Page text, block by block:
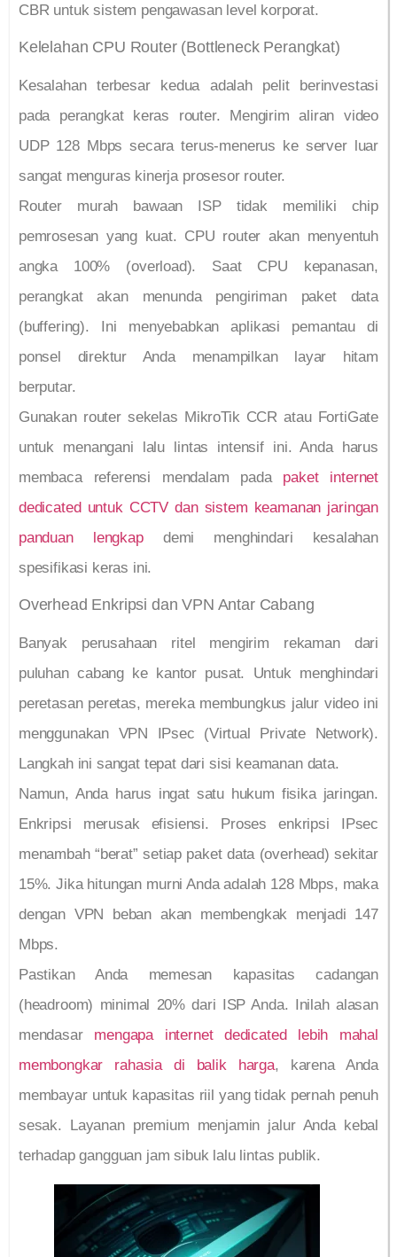
CBR untuk sistem pengawasan level korporat.
Kelelahan CPU Router (Bottleneck Perangkat)
Kesalahan terbesar kedua adalah pelit berinvestasi
pada perangkat keras router. Mengirim aliran video
UDP 128 Mbps secara terus-menerus ke server luar
sangat menguras kinerja prosesor router.
Router murah bawaan ISP tidak memiliki chip
pemrosesan yang kuat. CPU router akan menyentuh
angka 100% (overload). Saat CPU kepanasan,
perangkat akan menunda pengiriman paket data
(buffering). Ini menyebabkan aplikasi pemantau di
ponsel direktur Anda menampilkan layar hitam
berputar.
Gunakan router sekelas MikroTik CCR atau FortiGate
untuk menangani lalu lintas intensif ini. Anda harus
membaca referensi mendalam pada paket internet
dedicated untuk CCTV dan sistem keamanan jaringan
panduan lengkapdemi menghindari kesalahan
spesifikasi keras ini.
Overhead Enkripsi dan VPN Antar Cabang
Banyak perusahaan ritel mengirim rekaman dari
puluhan cabang ke kantor pusat. Untuk menghindari
peretasan peretas, mereka membungkus jalur video ini
menggunakan VPN IPsec (Virtual Private Network).
Langkah ini sangat tepat dari sisi keamanan data.
Namun, Anda harus ingat satu hukum fisika jaringan.
Enkripsi merusak efisiensi. Proses enkripsi IPsec
menambah “berat” setiap paket data (overhead) sekitar
15%. Jika hitungan murni Anda adalah 128 Mbps, maka
dengan VPN beban akan membengkak menjadi 147
Mbps.
Pastikan Anda memesan kapasitas cadangan
(headroom) minimal 20% dari ISP Anda. Inilah alasan
mendasar mengapa internet dedicated lebih mahal
membongkar rahasia di balik harga, karena Anda
membayar untuk kapasitas riil yang tidak pernah penuh
sesak. Layanan premium menjamin jalur Anda kebal
terhadap gangguan jam sibuk lalu lintas publik.